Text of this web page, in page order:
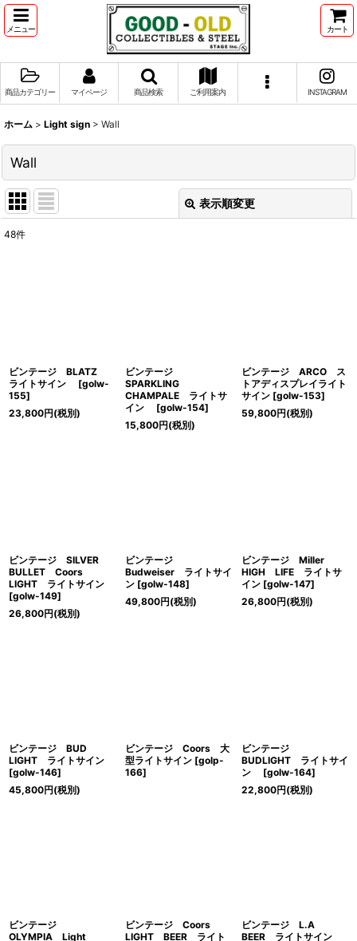
メニュー カート
商品カテゴリー マイページ 商品検索 ご利用案内 INSTAGRAM
ホーム > Light sign > Wall
Wall
表示順変更
48件
ビンテージ BLATZ
ライトサイン
[golw-
155]
23,800円(税別)
ビンテージ
SPARKLING
CHAMPALE ライトサ
イン
[golw-154]
15,800円(税別)
ビンテージ ARCO ス
トアディスプレイライト
サイン [golw-153]
59,800円(税別)
ビンテージ SILVER
BULLET Coors
LIGHT ライトサイン
[golw-149]
26,800円(税別)
ビンテージ
Budweiser ライトサイ
ン [golw-148]
49,800円(税別)
ビンテージ Miller
HIGH LIFE ライトサ
イン [golw-147]
26,800円(税別)
ビンテージ BUD
LIGHT ライトサイン
[golw-146]
45,800円(税別)
ビンテージ Coors 大
型ライトサイン [golp-
166]
ビンテージ
BUDLIGHT ライトサイ
ン
[golw-164]
22,800円(税別)
ビンテージ
OLYMPIA Light
ビンテージ Coors
LIGHT BEER ライト
ビンテージ L.A
BEER ライトサイン